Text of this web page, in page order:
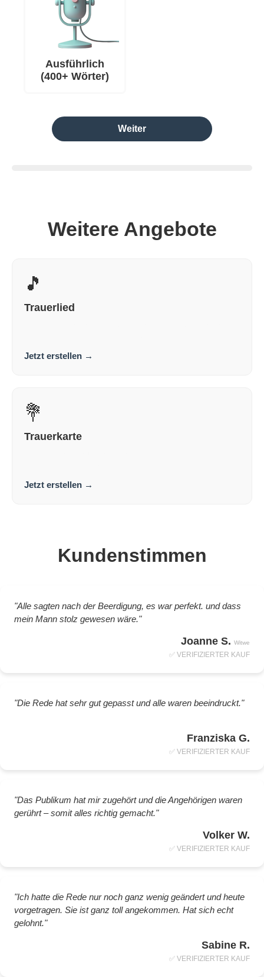
Ausführlich
(400+ Wörter)
Weiter
Weitere Angebote
🎵
Trauerlied
Jetzt erstellen →
💐
Trauerkarte
Jetzt erstellen →
Kundenstimmen
"Alle sagten nach der Beerdigung, es war perfekt. und dass
mein Mann stolz gewesen wäre."
Joanne S. Witwe
✅ VERIFIZIERTER KAUF
"Die Rede hat sehr gut gepasst und alle waren beeindruckt."
Franziska G.
✅ VERIFIZIERTER KAUF
"Das Publikum hat mir zugehört und die Angehörigen waren
gerührt – somit alles richtig gemacht."
Volker W.
✅ VERIFIZIERTER KAUF
"Ich hatte die Rede nur noch ganz wenig geändert und heute
vorgetragen. Sie ist ganz toll angekommen. Hat sich echt
gelohnt."
Sabine R.
✅ VERIFIZIERTER KAUF